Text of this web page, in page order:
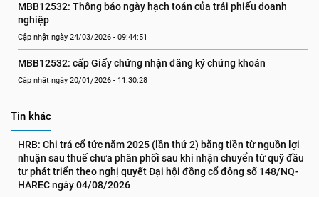
MBB12532: Thông báo ngày hạch toán của trái phiếu doanh
nghiệp
Cập nhật ngày 24/03/2026 - 09:44:51
MBB12532: cấp Giấy chứng nhận đăng ký chứng khoán
Cập nhật ngày 20/01/2026 - 11:30:28
Tin khác
HRB: Chi trả cổ tức năm 2025 (lần thứ 2) bằng tiền từ nguồn lợi
nhuận sau thuế chưa phân phối sau khi nhận chuyển từ quỹ đầu
tư phát triển theo nghị quyết Đại hội đồng cổ đông số 148/NQ-
HAREC ngày 04/08/2026